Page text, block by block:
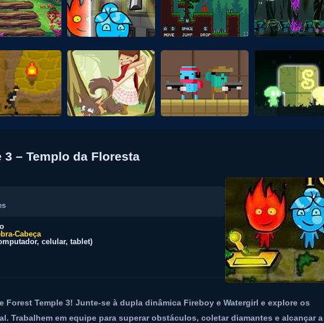
3 – Templo da Floresta
Cabeça
celular, tablet)
Forest Temple 3! Junte-se à dupla dinâmica Fireboy e Watergirl e explore os
Trabalhem em equipe para superar obstáculos, coletar diamantes e alcançar a